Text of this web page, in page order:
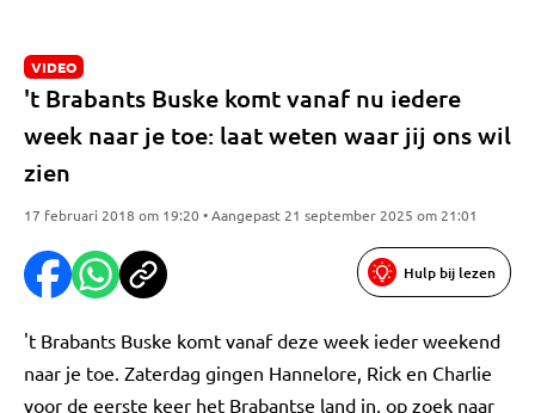
VIDEO
't Brabants Buske komt vanaf nu iedere
week naar je toe: laat weten waar jij ons wil
zien
17 februari 2018 om 19:20 • Aangepast 21 september 2025 om 21:01
Hulp bij lezen
't Brabants Buske komt vanaf deze week ieder weekend
naar je toe. Zaterdag gingen Hannelore, Rick en Charlie
voor de eerste keer het Brabantse land in, op zoek naar